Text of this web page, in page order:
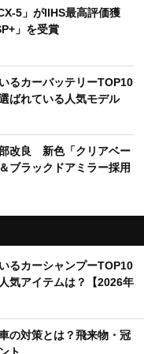
5」がIIHS最高評価獲
」を受賞
るカーバッテリーTOP10
ばれている人気モデル
改良 新色「クリアベー
ブラックドアミラー採用
るカーシャンプーTOP10
気アイテムは？【2026年
の対策とは？飛来物・冠